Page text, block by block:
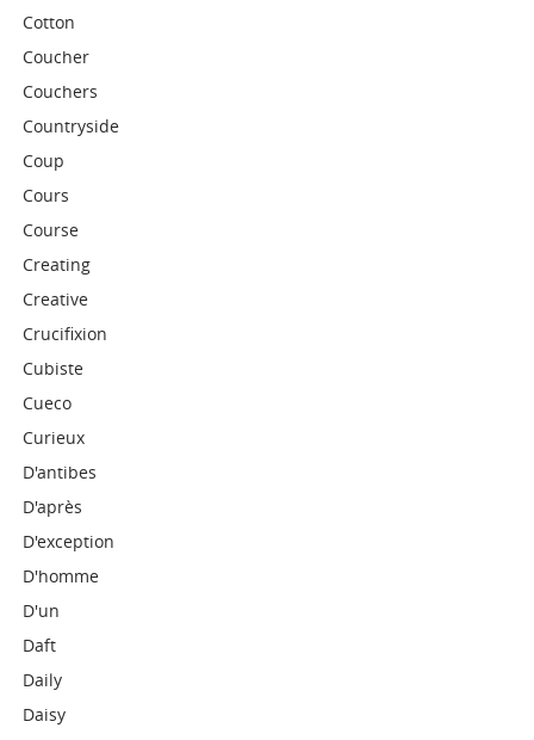
Cotton
Coucher
Couchers
Countryside
Coup
Cours
Course
Creating
Creative
Crucifixion
Cubiste
Cueco
Curieux
D'antibes
D'après
D'exception
D'homme
D'un
Daft
Daily
Daisy